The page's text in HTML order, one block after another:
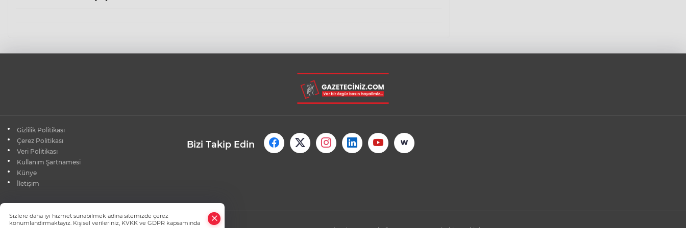
Gizlilik Politikası
Çerez Politikası
Veri Politikası
Kullanım Şartnamesi
Künye
İletişim
Bizi Takip Edin
Sizlere daha iyi hizmet sunabilmek adına sitemizde çerez
konumlandırmaktayız. Kişisel verileriniz, KVKK ve GDPR kapsamında
Whatsapp